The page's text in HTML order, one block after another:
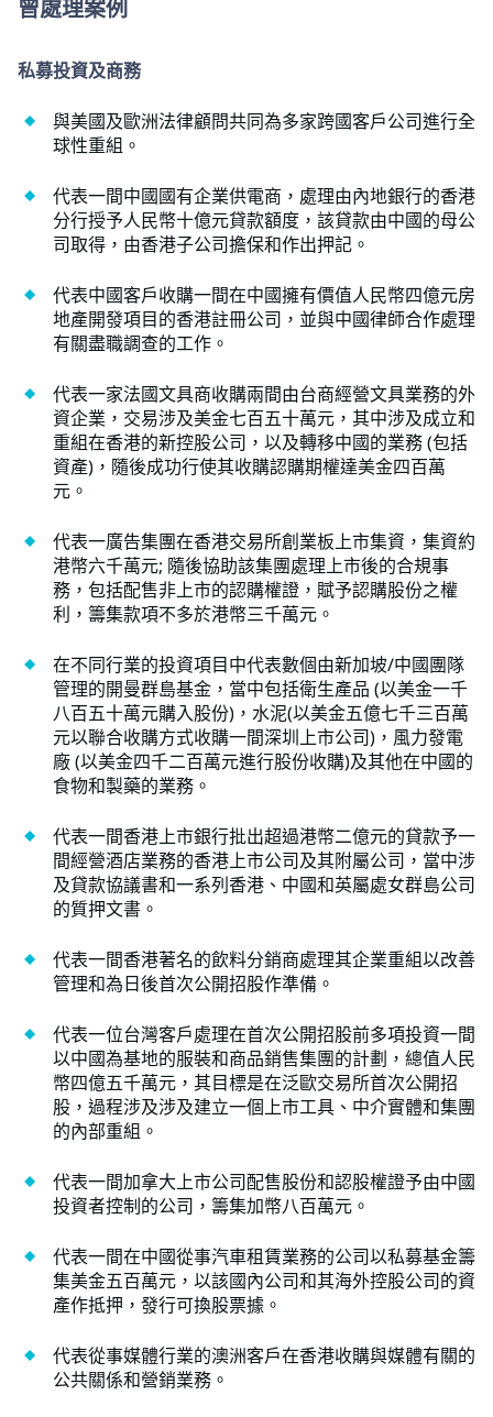
曾處理案例
私募投資及商務
與美國及歐洲法律顧問共同為多家跨國客戶公司進行全
球性重組。
代表一間中國國有企業供電商，處理由內地銀行的香港
分行授予人民幣十億元貸款額度，該貸款由中國的母公
司取得，由香港子公司擔保和作出押記。
代表中國客戶收購一間在中國擁有價值人民幣四億元房
地產開發項目的香港註冊公司，並與中國律師合作處理
有關盡職調查的工作。
代表一家法國文具商收購兩間由台商經營文具業務的外
資企業，交易涉及美金七百五十萬元，其中涉及成立和
重組在香港的新控股公司，以及轉移中國的業務 (包括
資產)，隨後成功行使其收購認購期權達美金四百萬
元。
代表一廣告集團在香港交易所創業板上市集資，集資約
港幣六千萬元; 隨後協助該集團處理上市後的合規事
務，包括配售非上市的認購權證，賦予認購股份之權
利，籌集款項不多於港幣三千萬元。
在不同行業的投資項目中代表數個由新加坡/中國團隊
管理的開曼群島基金，當中包括衛生產品 (以美金一千
八百五十萬元購入股份)，水泥(以美金五億七千三百萬
元以聯合收購方式收購一間深圳上市公司)，風力發電
廠 (以美金四千二百萬元進行股份收購)及其他在中國的
食物和製藥的業務。
代表一間香港上市銀行批出超過港幣二億元的貸款予一
間經營酒店業務的香港上市公司及其附屬公司，當中涉
及貸款協議書和一系列香港、中國和英屬處女群島公司
的質押文書。
代表一間香港著名的飲料分銷商處理其企業重組以改善
管理和為日後首次公開招股作準備。
代表一位台灣客戶處理在首次公開招股前多項投資一間
以中國為基地的服裝和商品銷售集團的計劃，總值人民
幣四億五千萬元，其目標是在泛歐交易所首次公開招
股，過程涉及涉及建立一個上市工具、中介實體和集團
的內部重組。
代表一間加拿大上市公司配售股份和認股權證予由中國
投資者控制的公司，籌集加幣八百萬元。
代表一間在中國從事汽車租賃業務的公司以私募基金籌
集美金五百萬元，以該國內公司和其海外控股公司的資
產作抵押，發行可換股票據。
代表從事媒體行業的澳洲客戶在香港收購與媒體有關的
公共關係和營銷業務。